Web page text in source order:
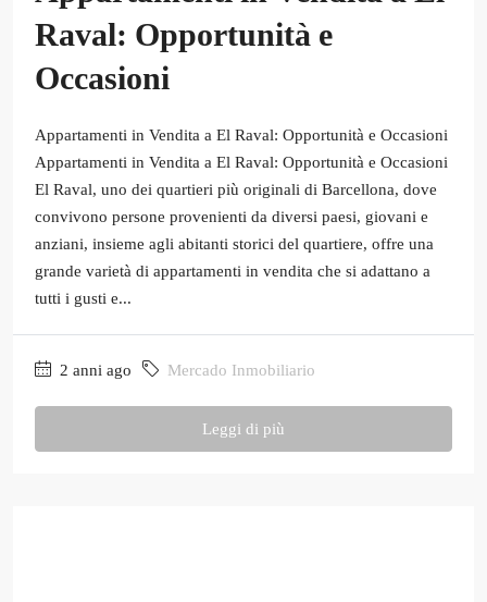
Raval: Opportunità e
Occasioni
Appartamenti in Vendita a El Raval: Opportunità e Occasioni
Appartamenti in Vendita a El Raval: Opportunità e Occasioni
El Raval, uno dei quartieri più originali di Barcellona, dove
convivono persone provenienti da diversi paesi, giovani e
anziani, insieme agli abitanti storici del quartiere, offre una
grande varietà di appartamenti in vendita che si adattano a
tutti i gusti e...
2 anni ago Mercado Inmobiliario
Leggi di più